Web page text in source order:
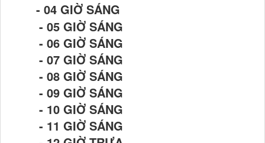
- 04 GIỜ SÁNG
- 05 GIỜ SÁNG
- 06 GIỜ SÁNG
- 07 GIỜ SÁNG
- 08 GIỜ SÁNG
- 09 GIỜ SÁNG
- 10 GIỜ SÁNG
- 11 GIỜ SÁNG